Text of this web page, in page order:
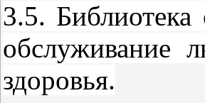
3.5.
обслуживание
здоровья.